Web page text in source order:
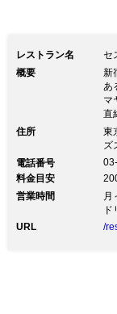
レストラン名
セ
概要
新
あ
マ
直
食
ュ
◆
ス
OK◎ 企業宴会、接待、
け
住所
東
ズ
電話番号
料金目安
営業時間
月
ド
URL
/